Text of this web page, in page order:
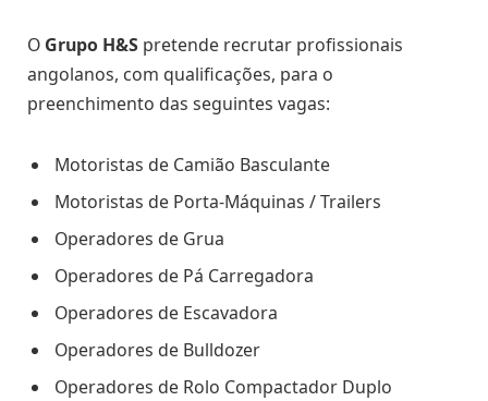
O Grupo H&S pretende recrutar profissionais
angolanos, com qualificações, para o
preenchimento das seguintes vagas:
Motoristas de Camião Basculante
Motoristas de Porta-Máquinas / Trailers
Operadores de Grua
Operadores de Pá Carregadora
Operadores de Escavadora
Operadores de Bulldozer
Operadores de Rolo Compactador Duplo